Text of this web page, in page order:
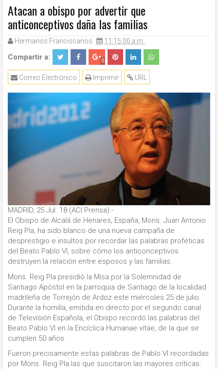
Atacan a obispo por advertir que
anticonceptivos daña las familias
Hermanos Franciscanos 11:15:00 a.m.
Compartir a: 0
URL
Imprimir
Correo Electrónico
MADRID, 25 Jul. 18 (ACI Prensa).-
El Obispo de Alcalá de Henares, España, Mons. Juan Antonio
Reig Pla, ha sido blanco de una nueva campaña de
desprestigio e insultos por recordar las palabras proféticas
del Beato Pablo VI, sobre cómo los anticonceptivos
destruyen la relación entre esposos y las familias.
Mons. Reig Pla presidió la Misa por la Solemnidad de
Santiago Apóstol en la parroquia de Santiago de la localidad
madrileña de Torrejón de Ardoz este miércoles 25 de julio.
Durante la homilía, emitida en directo por el segundo canal
de Televisión Española, el Obispo recordó las palabras del
Beato Pablo VI en la Encíclica Humanae vitae, de la que se
cumplen 50 años.
Fueron precisamente estas palabras de Pablo VI recordadas
por Mons. Reig Pla las que suscitaron las mayores críticas: